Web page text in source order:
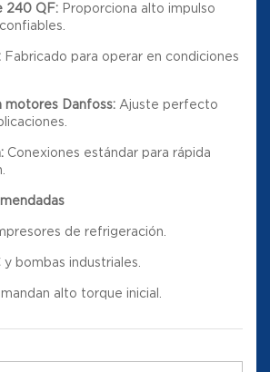
240 µF: Proporciona alto impulso
Fabricado para operar en condiciones
motores Danfoss: Ajuste perfecto
Conexiones estándar para rápida
de refrigeración.
bombas industriales.
alto torque inicial.